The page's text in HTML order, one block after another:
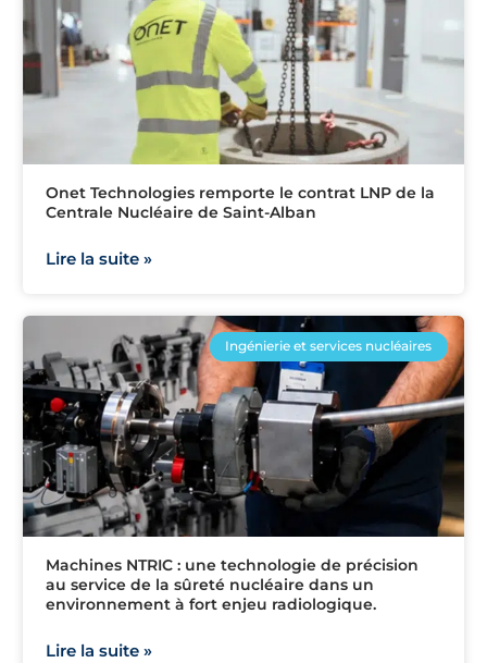
Onet Technologies remporte le contrat LNP de la
Centrale Nucléaire de Saint-Alban
Lire la suite »
Ingénierie et services nucléaires
Machines NTRIC : une technologie de précision
au service de la sûreté nucléaire dans un
environnement à fort enjeu radiologique.
Lire la suite »